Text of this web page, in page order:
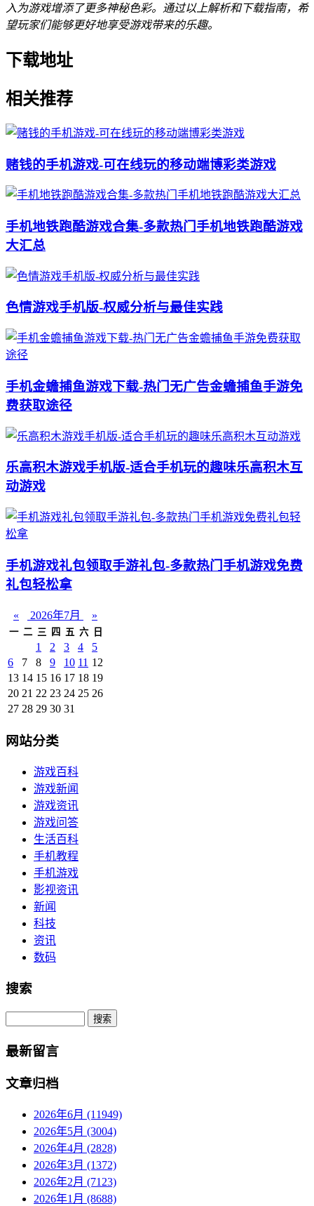
入为游戏增添了更多神秘色彩。通过以上解析和下载指南，希
望玩家们能够更好地享受游戏带来的乐趣。
下载地址
相关推荐
赌钱的手机游戏-可在线玩的移动端博彩类游戏
手机地铁跑酷游戏合集-多款热门手机地铁跑酷游戏
大汇总
色情游戏手机版-权威分析与最佳实践
手机金蟾捕鱼游戏下载-热门无广告金蟾捕鱼手游免
费获取途径
乐高积木游戏手机版-适合手机玩的趣味乐高积木互
动游戏
手机游戏礼包领取手游礼包-多款热门手机游戏免费
礼包轻松拿
« 2026年7月 »
一 二 三 四 五 六 日
1 2 3 4
5
6
7 8 9 10 11 12
13 14 15 16 17 18 19
20 21 22 23 24 25 26
27 28 29 30 31
网站分类
游戏百科
游戏新闻
游戏资讯
游戏问答
生活百科
手机教程
手机游戏
影视资讯
新闻
科技
资讯
数码
搜索
Search
最新留言
文章归档
2026年6月 (11949)
2026年5月 (3004)
2026年4月 (2828)
2026年3月 (1372)
2026年2月 (7123)
2026年1月 (8688)